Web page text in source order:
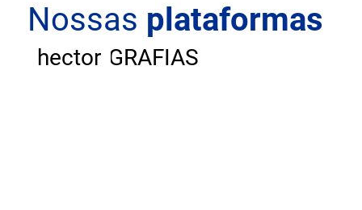
Nossas plataformas
ANDAR
CARTOGRAFIAS
hector